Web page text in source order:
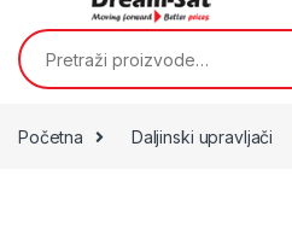
Pretraži:
Početna Daljinski upravljači